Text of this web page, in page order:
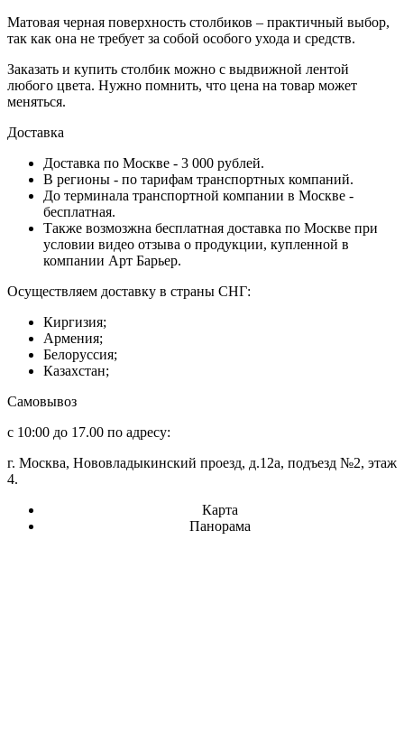
Матовая черная поверхность столбиков – практичный выбор,
так как она не требует за собой особого ухода и средств.
Заказать и купить столбик можно с выдвижной лентой
любого цвета. Нужно помнить, что цена на товар может
меняться.
Доставка
Доставка по Москве - 3 000 рублей.
В регионы - по тарифам транспортных компаний.
До терминала транспортной компании в Москве -
бесплатная.
Также возмозжна бесплатная доставка по Москве при
условии видео отзыва о продукции, купленной в
компании Арт Барьер.
Осуществляем доставку в страны СНГ:
Киргизия;
Армения;
Белоруссия;
Казахстан;
Самовывоз
с 10:00 до 17.00 по адресу:
г. Москва, Нововладыкинский проезд, д.12а, подъезд №2, этаж
4.
Карта
Панорама